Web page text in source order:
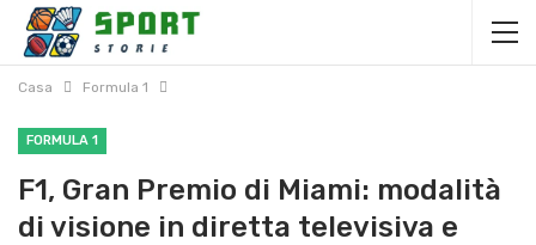
Casa Formula 1
FORMULA 1
F1, Gran Premio di Miami: modalità
di visione in diretta televisiva e